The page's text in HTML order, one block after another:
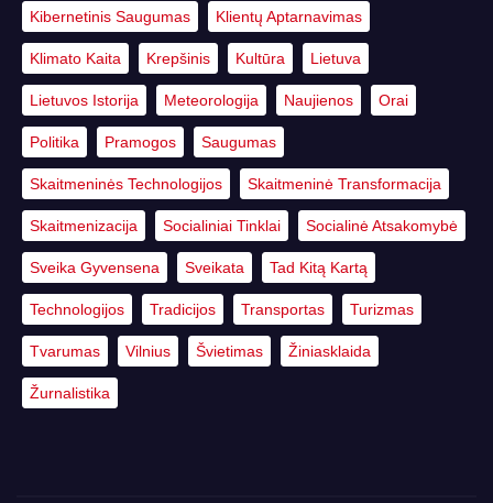
Kibernetinis Saugumas Klientų Aptarnavimas
Klimato Kaita Krepšinis Kultūra Lietuva
Lietuvos Istorija Meteorologija Naujienos Orai
Politika Pramogos Saugumas
Skaitmeninės Technologijos Skaitmeninė Transformacija
Skaitmenizacija Socialiniai Tinklai Socialinė Atsakomybė
Sveika Gyvensena Sveikata Tad Kitą Kartą
Technologijos Tradicijos Transportas Turizmas
Tvarumas Vilnius Švietimas Žiniasklaida
Žurnalistika